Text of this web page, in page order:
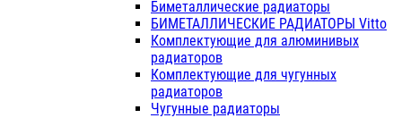
Биметаллические радиаторы
БИМЕТАЛЛИЧЕСКИЕ РАДИАТОРЫ Vitto
Комплектующие для алюминивых
радиаторов
Комплектующие для чугунных
радиаторов
Чугунные радиаторы